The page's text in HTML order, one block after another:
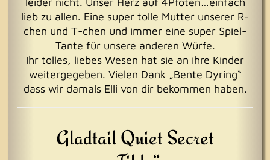
lieb zu allen. Eine super tolle Mutter unserer R-
chen und T-chen und immer eine super Spiel-
Tante für unsere anderen Würfe.
Ihr tolles, liebes Wesen hat sie an ihre Kinder
weitergegeben. Vielen Dank „Bente Dyring“
dass wir damals Elli von dir bekommen haben.
Gladtail Quiet Secret